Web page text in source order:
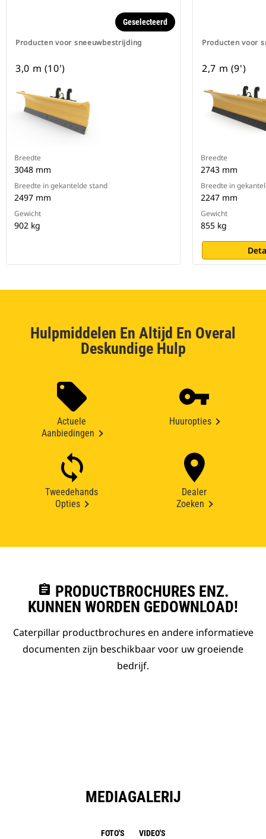
Producten voor sneeuwbestrijding
Geselecteerd
3,0 m (10')
Breedte
3048 mm
Breedte in gekantelde stand
2497 mm
Gewicht
902 kg
Producten voor
2,7 m (9')
Breedte
2743 mm
Breedte in
2247 mm
Gewicht
855 kg
Hulpmiddelen En Altijd En Overal
Deskundige Hulp
Actuele
Aanbiedingen
Huuropties
Tweedehands
Opties
Dealer
Zoeken
assignment PRODUCTBROCHURES ENZ.
KUNNEN WORDEN GEDOWNLOAD!
Caterpillar productbrochures en andere informatieve
documenten zijn beschikbaar voor uw groeiende
bedrijf.
MEDIAGALERIJ
FOTO'S VIDEO'S